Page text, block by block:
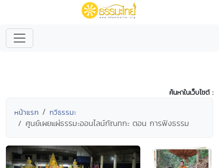
ค้นหาในเว็บไซต์ :
หน้าแรก กวีธรรมะ
ศูนย์เผยแผ่ธรรมะออนไลน์กัณฑกะ ตอน การฟังธรรม